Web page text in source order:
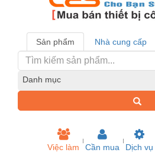
Sản phẩm Nhà cung cấp
Danh mục
Việc làm Cần mua Dịch vụ